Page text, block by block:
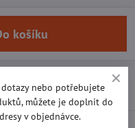
Do košíku
nebo potřebujete
můžete je doplnit do
v objednávce.